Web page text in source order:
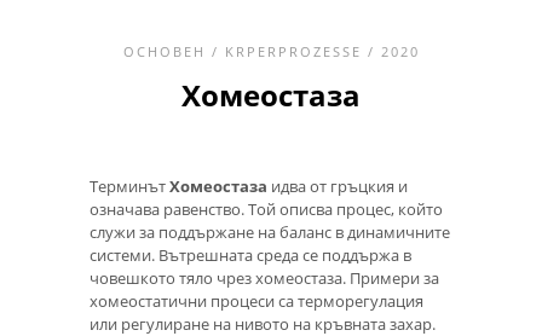
ОСНОВЕН / KRPERPROZESSE / 2020
Хомеостаза
ТерминътХомеостаза идва от гръцкия и
означава равенство. Той описва процес, който
служи за поддържане на баланс в динамичните
системи. Вътрешната среда се поддържа в
човешкото тяло чрез хомеостаза. Примери за
хомеостатични процеси са терморегулация
или регулиране на нивото на кръвната захар.